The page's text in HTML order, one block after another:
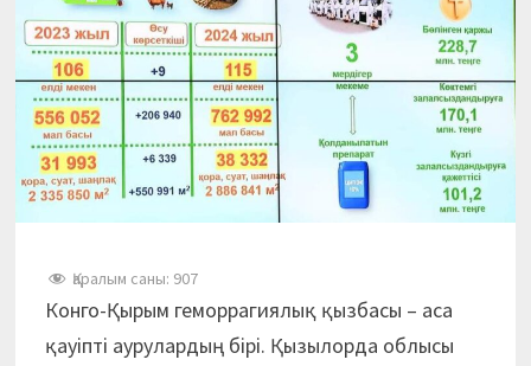
Қаралым саны: 907
Конго-Қырым геморрагиялық қызбасы – аса
қауіпті аурулардың бірі. Қызылорда облысы